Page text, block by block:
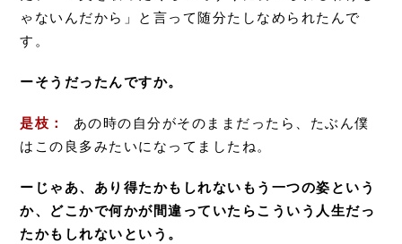
ゃないんだから」と言って随分たしなめられたんで
す。
ーそうだったんですか。
是枝：
あの時の自分がそのままだったら、たぶん僕
はこの良多みたいになってましたね。
ーじゃあ、あり得たかもしれないもう一つの姿という
か、どこかで何かが間違っていたらこういう人生だっ
たかもしれないという。